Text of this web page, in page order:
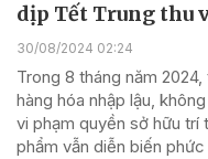
dịp Tết Trung thu
30/08/2024 02:24
Trong 8 tháng năm
hàng hóa nhập lậu,
vi phạm quyền sở hữu trí
phẩm vẫn diễn biến phức